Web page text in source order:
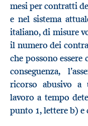
mesi per contratti
e nel sistema
italiano, di misure
il numero dei
che possono
conseguenza,
ricorso abusivo a
lavoro a tempo
punto 1, lettere b) e